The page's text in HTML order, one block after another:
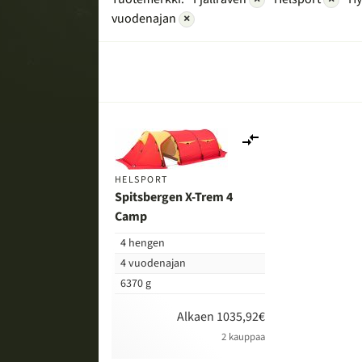
vuodenajan ×
HELSPORT
Spitsbergen X-Trem 4
Camp
4 hengen
4 vuodenajan
6370 g
Alkaen 1035,92€
2 kauppaa